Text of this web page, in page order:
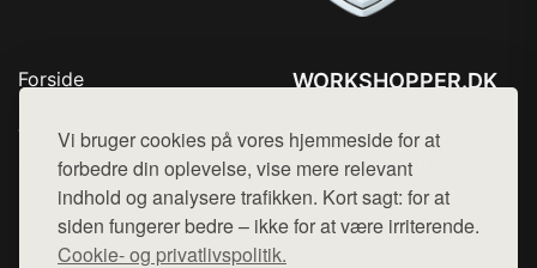
Vi bruger cookies på vores hjemmeside for at
forbedre din oplevelse, vise mere relevant
indhold og analysere trafikken. Kort sagt: for at
siden fungerer bedre – ikke for at være irriterende.
Cookie- og privatlivspolitik.
Forside
Top Rabatter
Kontakt
WORKSHOPPER.DK
Mail: hej@want.dk
Cookie- og privatlivspolitik